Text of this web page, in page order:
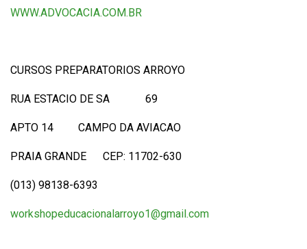
WWW.ADVOCACIA.COM.BR
CURSOS PREPARATORIOS ARROYO
RUA ESTACIO DE SA 69
APTO 14 CAMPO DA AVIACAO
PRAIA GRANDE CEP: 11702-630
(013) 98138-6393
workshopeducacionalarroyo1@gmail.com